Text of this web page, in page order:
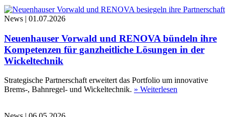
News | 01.07.2026
Neuenhauser Vorwald und RENOVA bündeln ihre
Kompetenzen für ganzheitliche Lösungen in der
Wickeltechnik
Strategische Partnerschaft erweitert das Portfolio um innovative
Brems-, Bahnregel- und Wickeltechnik. » Weiterlesen